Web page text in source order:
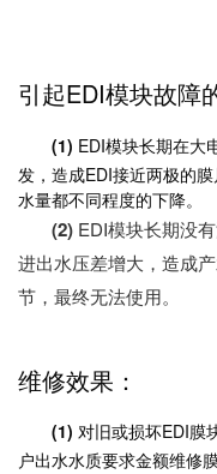
引起EDI模块故障
(1) EDI模块长期在大
发，造成EDI接近两极的
水量都不同程度的下降。
(2) EDI模块长期没
进出水压差增大，造成
节，最终无法使用。
维修效果：
(1) 对旧或损坏EDI膜
户出水水质要求金额维修